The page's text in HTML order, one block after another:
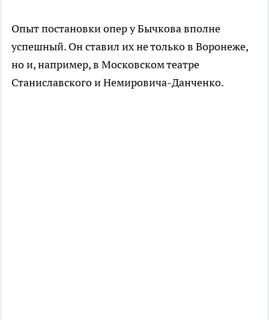
Опыт постановки опер у Бычкова вполне
успешный. Он ставил их не только в Воронеже,
но и, например, в Московском театре
Станиславского и Немировича-Данченко.